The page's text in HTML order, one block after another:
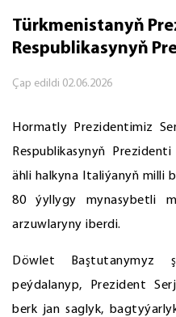
Türkmenistanyň
Respublikasynyň
Çap edildi 02.06.2026
Hormatly Prezidentimiz
Respublikasynyň
ähli halkyna Italiýanyň milli
80 ýyllygy mynasybetli
arzuwlaryny iberdi.
Döwlet Baştutanymyz
peýdalanyp, Prezident
berk jan saglyk,